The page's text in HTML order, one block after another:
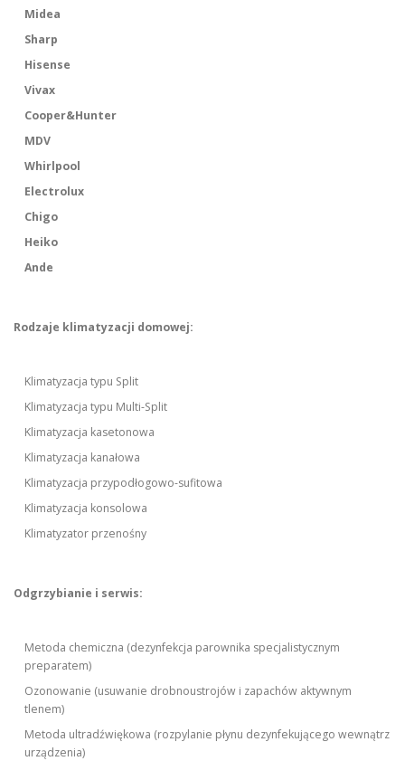
Midea
Sharp
Hisense
Vivax
Cooper&Hunter
MDV
Whirlpool
Electrolux
Chigo
Heiko
Ande
Rodzaje klimatyzacji domowej:
Klimatyzacja typu Split
Klimatyzacja typu Multi-Split
Klimatyzacja kasetonowa
Klimatyzacja kanałowa
Klimatyzacja przypodłogowo-sufitowa
Klimatyzacja konsolowa
Klimatyzator przenośny
Odgrzybianie i serwis:
Metoda chemiczna (dezynfekcja parownika specjalistycznym
preparatem)
Ozonowanie (usuwanie drobnoustrojów i zapachów aktywnym
tlenem)
Metoda ultradźwiękowa (rozpylanie płynu dezynfekującego wewnątrz
urządzenia)